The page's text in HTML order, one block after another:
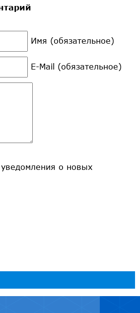
Имя (обязательное)
E-Mail (обязательное)
о новых